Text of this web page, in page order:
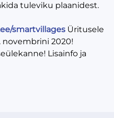
tuleviku plaanidest.
smartvillages Üritusele
novembrini 2020!
Lisainfo ja